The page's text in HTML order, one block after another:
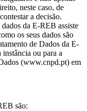
neste caso, de
a decisão.
da E-REB assiste
os seus dados são
de Dados da E-
ou para a
(www.cnpd.pt) em
são: